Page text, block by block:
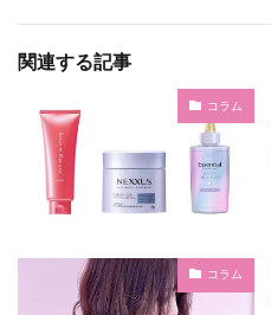
関連する記事
コラム
コラム